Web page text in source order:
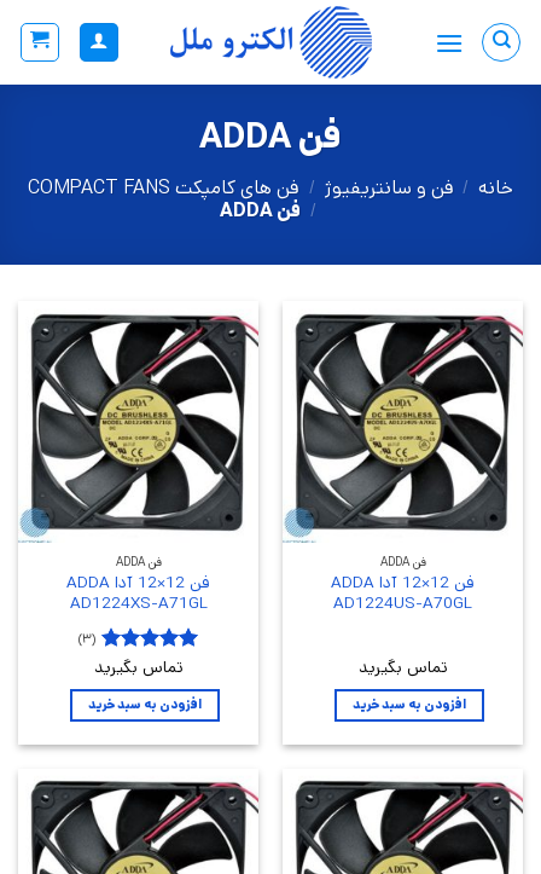
فن ADDA
خانه / فن و سانتریفیوژ / فن های کامپکت COMPACT FANS
/ فن ADDA
فن ADDA
فن 12×12 آدا ADDA
AD1224US-A70GL
تماس بگیرید
افزودن به سبد خرید
فن ADDA
فن 12×12 آدا ADDA
AD1224XS-A71GL
نمره۵ از
۵
(۳)
تماس بگیرید
افزودن به سبد خرید